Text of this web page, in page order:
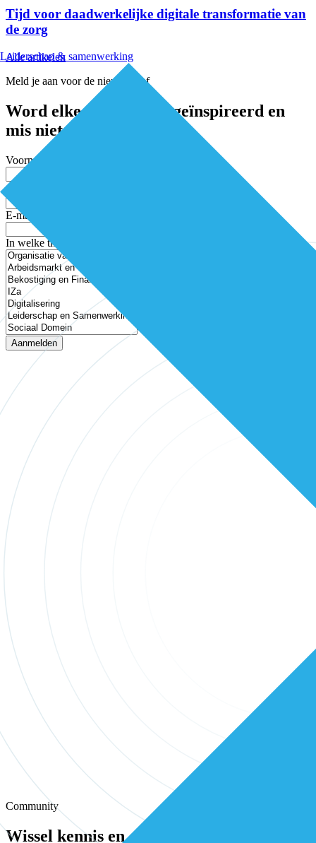
Leiderschap & samenwerking
Tijd voor daadwerkelijke digitale transformatie van
de zorg
Alle artikelen
Meld je aan voor de nieuwsbrief
Word elke twee weken geïnspireerd en
mis niets
Voornaam
Achternaam
E-mailadres
In welke thema’s ben je geïnteresseerd?
Aanmelden
Community
Wissel kennis en ervaring uit met andere